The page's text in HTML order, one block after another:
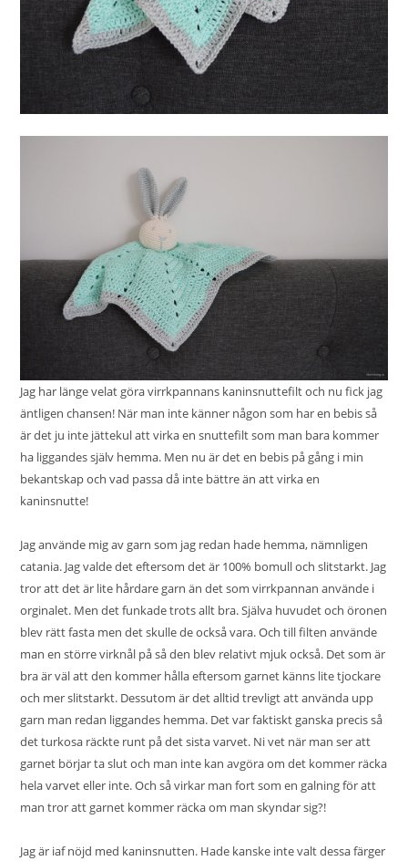
Jag har länge velat göravirrkpannans kaninsnuttefilt och nu fick jag
äntligen chansen! När man inte känner någon som har en bebis så
är det ju inte jättekul att virka en snuttefilt som man bara kommer
ha liggandes själv hemma. Men nu är det en bebis på gång i min
bekantskap och vad passa då inte bättre än att virka en
kaninsnutte!
Jag använde mig av garn som jag redan hade hemma, nämnligen
catania. Jag valde det eftersom det är 100% bomull och slitstarkt. Jag
tror att det är lite hårdare garn än det som virrkpannan använde i
orginalet. Men det funkade trots allt bra. Själva huvudet och öronen
blev rätt fasta men det skulle de också vara. Och till filten använde
man en större virknål på så den blev relativt mjuk också. Det som är
bra är väl att den kommer hålla eftersom garnet känns lite tjockare
och mer slitstarkt. Dessutom är det alltid trevligt att använda upp
garn man redan liggandes hemma. Det var faktiskt ganska precis så
det turkosa räckte runt på det sista varvet. Ni vet när man ser att
garnet börjar ta slut och man inte kan avgöra om det kommer räcka
hela varvet eller inte. Och så virkar man fort som en galning för att
man tror att garnet kommer räcka om man skyndar sig?!
Jag är iaf nöjd med kaninsnutten. Hade kanske inte valt dessa färger